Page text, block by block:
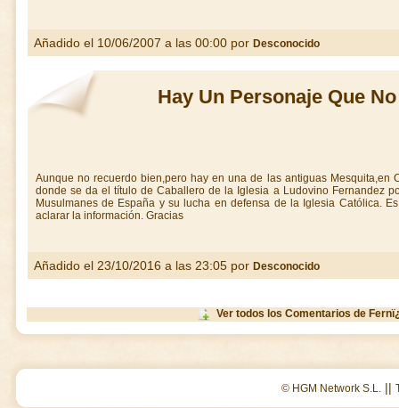
Añadido el 10/06/2007 a las 00:00 por Desconocido
Hay Un Personaje Que
Aunque no recuerdo bien,pero hay en una de las antiguas Mesquita,en
donde se da el título de Caballero de la Iglesia a Ludovino Fernandez
Musulmanes de España y su lucha en defensa de la Iglesia Católica.
aclarar la información. Gracias
Añadido el 23/10/2016 a las 23:05 por Desconocido
Ver todos los Comentarios de
© HGM Network S.L. ||